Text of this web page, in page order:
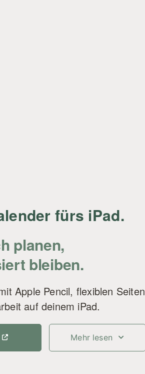
fürs iPad.
planen,
bleiben.
Apple Pencil, flexiblen Seiten
auf deinem iPad.
Mehr lesen